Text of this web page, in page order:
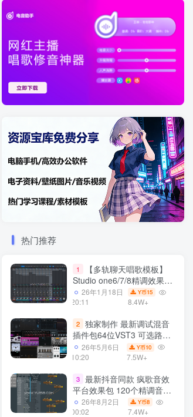
热门推荐
1
【多轨聊天唱歌模板】
Studio one6/7/8精调效果包
多种效果模式 声卡调试好直
播预设模板
26年1月18日
20:11
Y币15
8.4W+
2 独家制作 最新调试混音
插件包64位VST3 可选路径
一键安装550个效果器合集
v3.0 WiN 支持定制
26年5月6日
10:20
Y币10
7.5W+
3 最新抖音同款 疯歌音效
平台效果包 120个精调音效
包+软件自带170个音效
+600个插件 带安装教程全
26年8月2日
00:02
Y币8
7.4W+